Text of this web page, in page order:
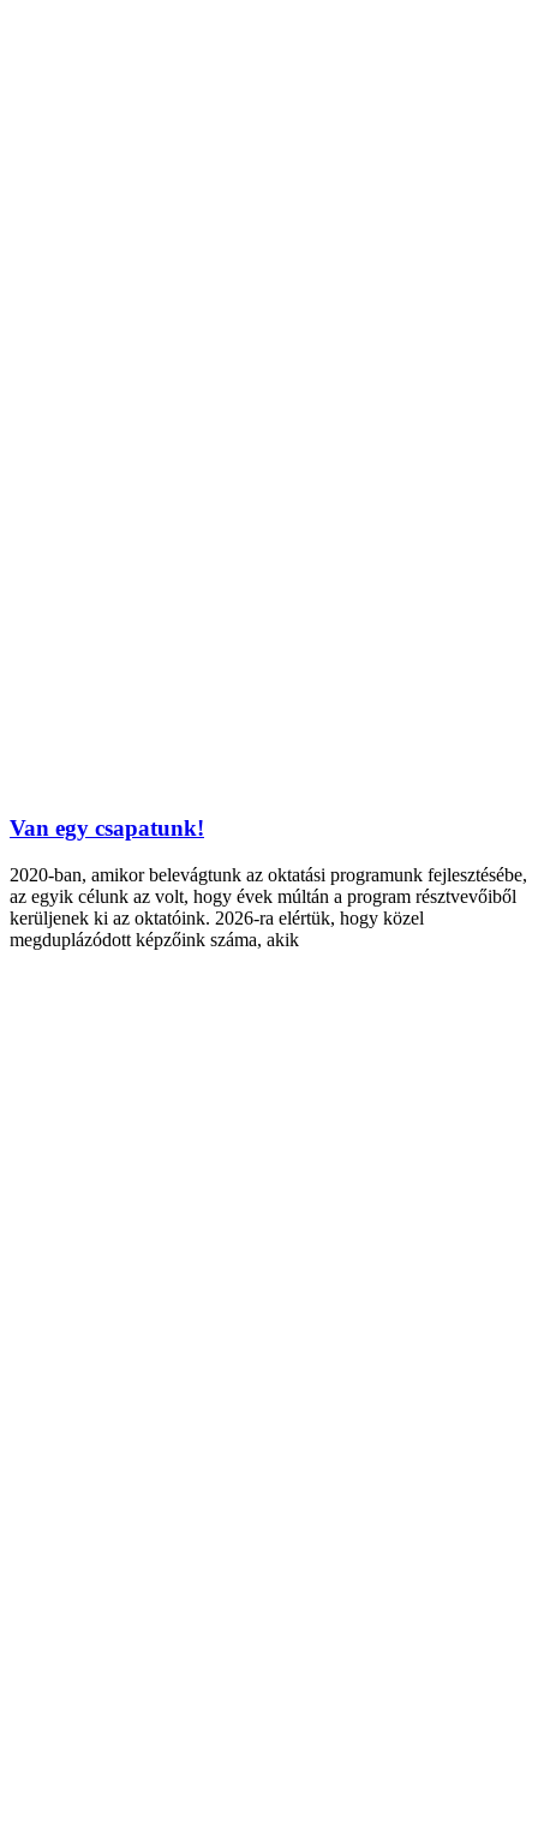
Van egy csapatunk!
2020-ban, amikor belevágtunk az oktatási programunk fejlesztésébe,
az egyik célunk az volt, hogy évek múltán a program résztvevőiből
kerüljenek ki az oktatóink. 2026-ra elértük, hogy közel
megduplázódott képzőink száma, akik